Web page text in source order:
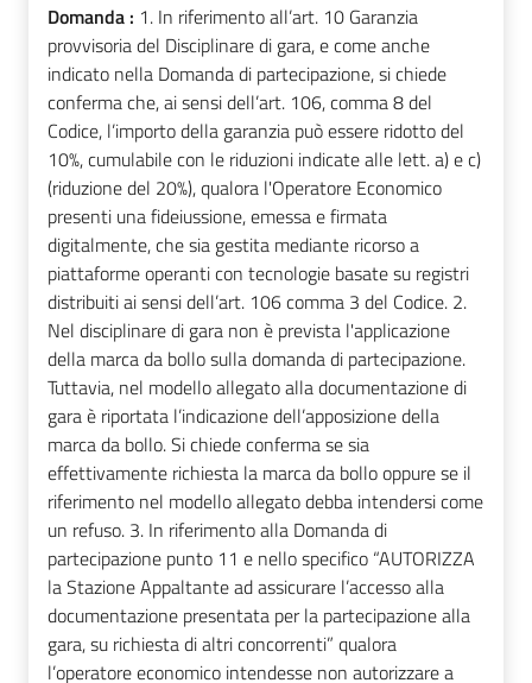
Domanda : 1. In riferimento all’art. 10 Garanzia
provvisoria del Disciplinare di gara, e come anche
indicato nella Domanda di partecipazione, si chiede
conferma che, ai sensi dell’art. 106, comma 8 del
Codice, l’importo della garanzia può essere ridotto del
10%, cumulabile con le riduzioni indicate alle lett. a) e c)
(riduzione del 20%), qualora l'Operatore Economico
presenti una fideiussione, emessa e firmata
digitalmente, che sia gestita mediante ricorso a
piattaforme operanti con tecnologie basate su registri
distribuiti ai sensi dell’art. 106 comma 3 del Codice. 2.
Nel disciplinare di gara non è prevista l'applicazione
della marca da bollo sulla domanda di partecipazione.
Tuttavia, nel modello allegato alla documentazione di
gara è riportata l’indicazione dell’apposizione della
marca da bollo. Si chiede conferma se sia
effettivamente richiesta la marca da bollo oppure se il
riferimento nel modello allegato debba intendersi come
un refuso. 3. In riferimento alla Domanda di
partecipazione punto 11 e nello specifico “AUTORIZZA
la Stazione Appaltante ad assicurare l’accesso alla
documentazione presentata per la partecipazione alla
gara, su richiesta di altri concorrenti” qualora
l’operatore economico intendesse non autorizzare a